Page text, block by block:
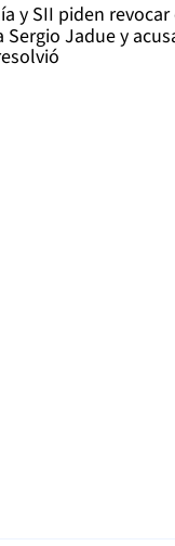
y SII piden revocar
Jadue y